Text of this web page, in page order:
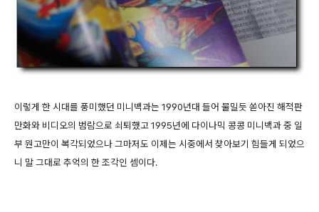
이렇게 한 시대를 풍미했던 미니백과는 1990년대 들어 물밀듯 쏟아진 해적판
만화와 비디오의 범람으로 쇠퇴했고 1995년에 다이나믹 콩콩 미니백과 중 일
부 원고만이 복각되었으나 그마저도 이제는 시중에서 찾아보기 힘들게 되었으
니 말 그대로 추억의 한 조각인 셈이다.